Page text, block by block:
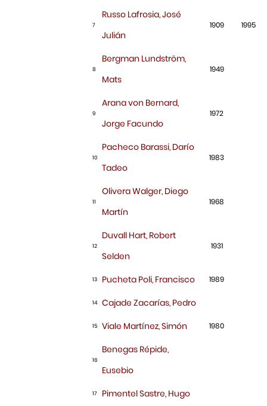
7
Russo Lafrosia, José
Julián
1909 1995
8
Bergman Lundström,
Mats
1949
9
Arana von Bernard,
Jorge Facundo
1972
10
Pacheco Barassi, Darío
Tadeo
1983
11
Olivera Walger, Diego
Martín
1968
12
Duvall Hart, Robert
Selden
1931
13 Pucheta Poli, Francisco 1989
14 Cajade Zacarías, Pedro
15 Viale Martínez, Simón 1980
16
Benegas Répide,
Eusebio
17 Pimentel Sastre, Hugo